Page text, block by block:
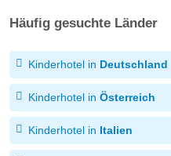
Häufig gesuchte Länder
Kinderhotel in Deutschland
Kinderhotel in Österreich
Kinderhotel in Italien